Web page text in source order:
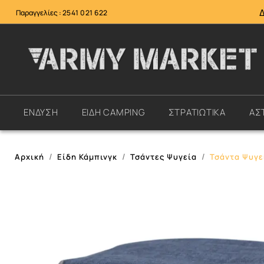
Παραγγελίες :2541 021 622
ΕΝΔΥΣΗ ΕΙΔΗ CAMPING ΣΤΡΑΤΙΩΤΙΚΑ
Αρχική Είδη Κάμπινγκ Τσάντες Ψυγεία Τσάντα